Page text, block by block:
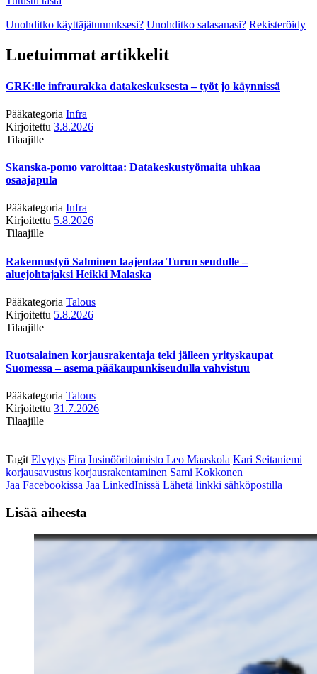
Unohditko käyttäjätunnuksesi? Unohditko salasanasi? Rekisteröidy
Luetuimmat artikkelit
GRK:lle infraurakka datakeskuksesta – työt jo käynnissä
Pääkategoria Infra
Kirjoitettu 3.8.2026
Tilaajille
Skanska-pomo varoittaa: Datakeskustyömaita uhkaa
osaajapula
Pääkategoria Infra
Kirjoitettu 5.8.2026
Tilaajille
Rakennustyö Salminen laajentaa Turun seudulle –
aluejohtajaksi Heikki Malaska
Pääkategoria Talous
Kirjoitettu 5.8.2026
Tilaajille
Ruotsalainen korjausrakentaja teki jälleen yrityskaupat
Suomessa – asema pääkaupunkiseudulla vahvistuu
Pääkategoria Talous
Kirjoitettu 31.7.2026
Tilaajille
TagitElvytys Fira Insinööritoimisto Leo Maaskola Kari Seitaniemi
korjausavustus korjausrakentaminen Sami Kokkonen
Jaa Facebookissa Jaa LinkedInissä Lähetä linkki sähköpostilla
Lisää aiheesta